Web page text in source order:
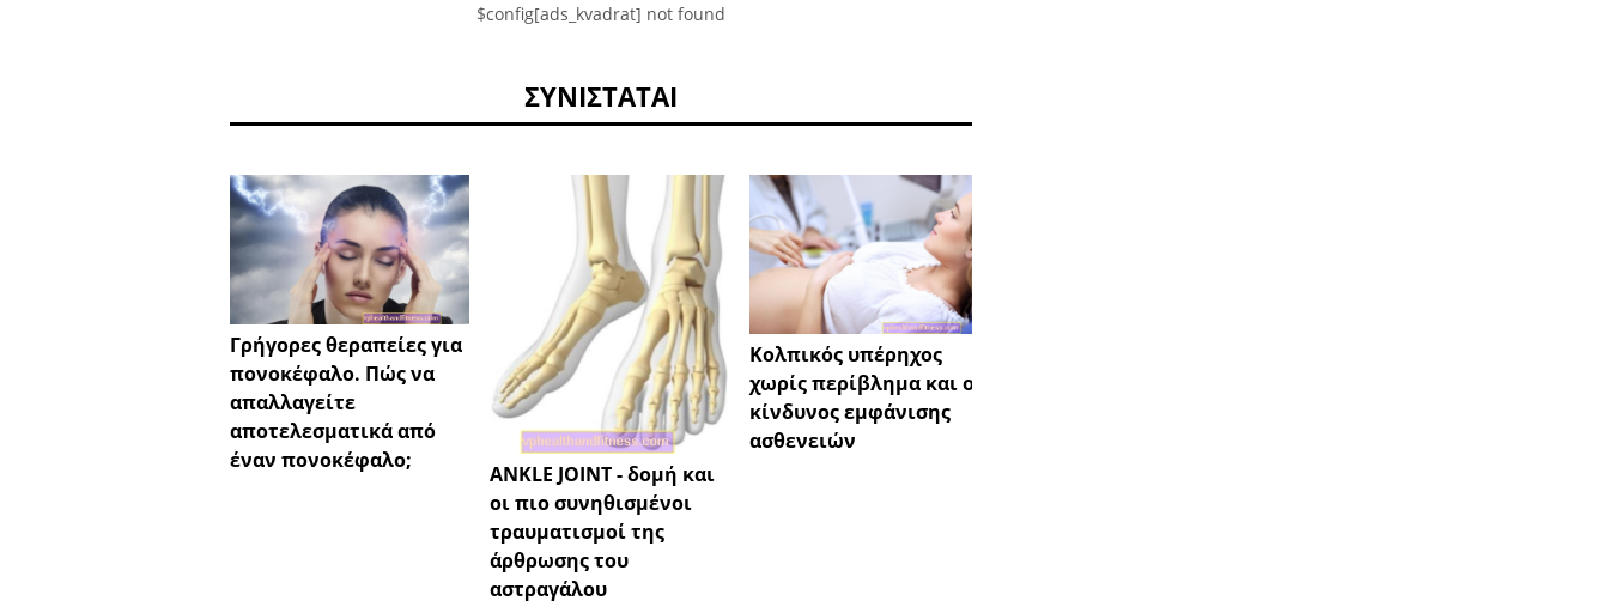
$config[ads_kvadrat] not found
ΣΥΝΙΣΤΆΤΑΙ
Γρήγορες θεραπείες για
πονοκέφαλο. Πώς να
απαλλαγείτε
αποτελεσματικά από
έναν πονοκέφαλο;
ANKLE JOINT - δομή και
οι πιο συνηθισμένοι
τραυματισμοί της
άρθρωσης του
αστραγάλου
Κολπικός υπέρηχος
χωρίς περίβλημα και ο
κίνδυνος εμφάνισης
ασθενειών